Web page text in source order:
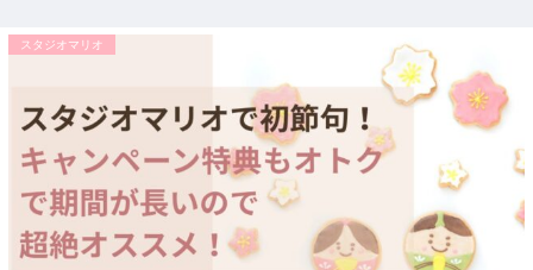
スタジオマリオ